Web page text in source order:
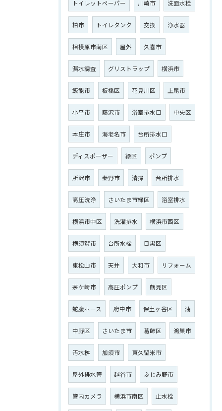
トイレットペーパー 川崎市 洗面水栓
柏市 トイレタンク 交換 浄水器
相模原市南区 屋外 久喜市
漏水調査 グリストラップ 横浜市
飯能市 板橋区 花見川区 上尾市
小平市 藤沢市 浴室排水口 中央区
本庄市 海老名市 台所排水口
ディスポーザー 緑区 ポンプ
所沢市 秦野市 清掃 台所排水
高圧洗浄 さいたま市緑区 浴室排水
横浜市中区 洗濯排水 横浜市西区
横須賀市 台所水栓 目黒区
東松山市 天井 大和市 リフォーム
茅ケ崎市 高圧ポンプ 鶴見区
蛇腹ホース 府中市 保土ヶ谷区 油
中野区 さいたま市 葛飾区 鴻巣市
汚水桝 加須市 東久留米市
屋外排水管 越谷市 ふじみ野市
管内カメラ 横浜市南区 止水栓
ご相談はこちら